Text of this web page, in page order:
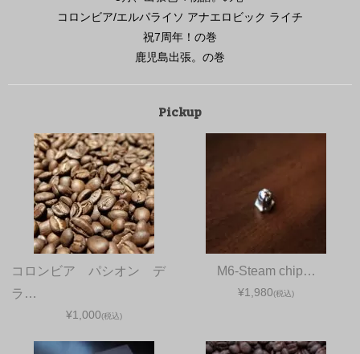
コロンビア/エルパライソ アナエロビック ライチ
祝7周年！の巻
鹿児島出張。の巻
Pickup
コロンビア パシオン デ
ラ…
¥1,000(税込)
M6-Steam chip…
¥1,980(税込)